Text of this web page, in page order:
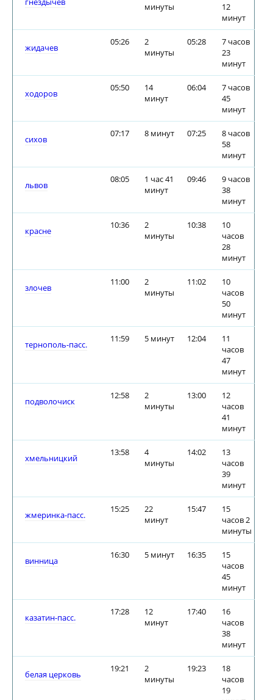
минуты
12
минут
жидачев
05:26
2
минуты
05:28
7 часов
23
минут
ходоров
05:50
14
минут
06:04
7 часов
45
минут
сихов
07:17 8 минут 07:25
8 часов
58
минут
львов
08:05
1 час 41
минут
09:46
9 часов
38
минут
красне
10:36
2
минуты
10:38
10
часов
28
минут
злочев
11:00
2
минуты
11:02
10
часов
50
минут
тернополь-пасс.
11:59 5 минут 12:04
11
часов
47
минут
подволочиск
12:58
2
минуты
13:00
12
часов
41
минут
хмельницкий
13:58
4
минуты
14:02
13
часов
39
минут
жмеринка-пасс.
15:25
22
минут
15:47
15
часов 2
минуты
винница
16:30 5 минут 16:35
15
часов
45
минут
казатин-пасс.
17:28
12
минут
17:40
16
часов
38
минут
белая церковь
19:21
2
минуты
19:23
18
часов
19